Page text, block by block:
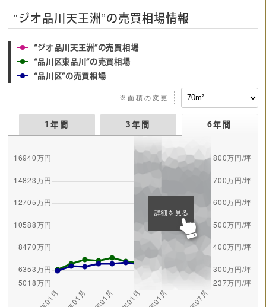
“ジオ品川天王洲”の売買相場情報
“ジオ品川天王洲”の売買相場
“品川区東品川”の売買相場
“品川区”の売買相場
※面積の変更
1年間 3年間 6年間
詳細を見る